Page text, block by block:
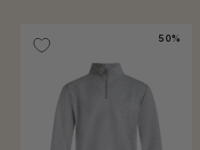
50%